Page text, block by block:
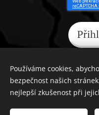
Zapomněli jste heslo?
Používáme cookies,
bezpečnost našich
nejlepší zkušenost při